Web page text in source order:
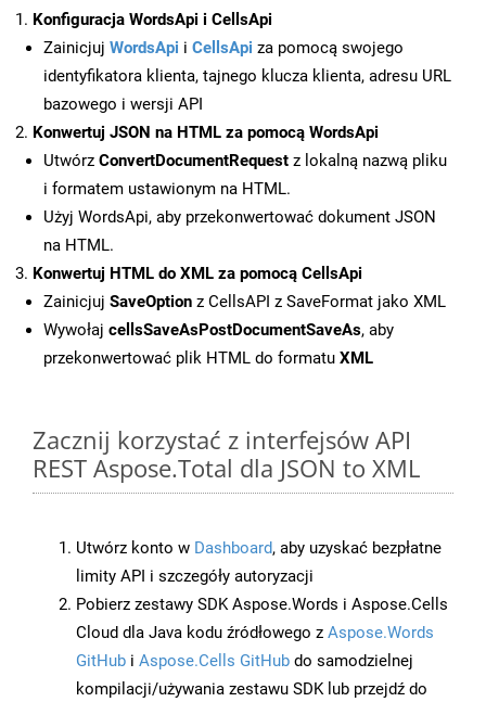
Konfiguracja WordsApi i CellsApi
Zainicjuj WordsApi i CellsApi za pomocą swojego
identyfikatora klienta, tajnego klucza klienta, adresu URL
bazowego i wersji API
Konwertuj JSON na HTML za pomocą WordsApi
Utwórz ConvertDocumentRequest z lokalną nazwą pliku
i formatem ustawionym na HTML.
Użyj WordsApi, aby przekonwertować dokument JSON
na HTML.
Konwertuj HTML do XML za pomocą CellsApi
Zainicjuj SaveOption z CellsAPI z SaveFormat jako XML
Wywołaj cellsSaveAsPostDocumentSaveAs, aby
przekonwertować plik HTML do formatu XML
Zacznij korzystać z interfejsów API
REST Aspose.Total dla JSON to XML
Utwórz konto w Dashboard, aby uzyskać bezpłatne
limity API i szczegóły autoryzacji
Pobierz zestawy SDK Aspose.Words i Aspose.Cells
Cloud dla Java kodu źródłowego z Aspose.Words
GitHub i Aspose.Cells GitHub do samodzielnej
kompilacji/używania zestawu SDK lub przejdź do